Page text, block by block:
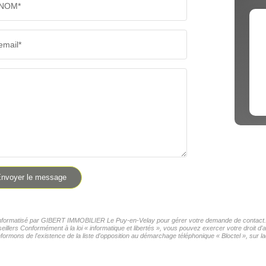
le message
par GIBERT IMMOBILIER Le Puy-en-Velay pour gérer votre demande de
Conformément à la loi « informatique et libertés », vous pouvez exercer votre droit
de l'existence de la liste d'opposition au démarchage téléphonique « Bloctel », sur